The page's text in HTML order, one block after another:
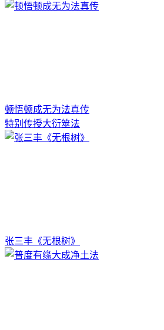
顿悟顿成无为法真传
特别传授大衍筮法
张三丰《无根树》